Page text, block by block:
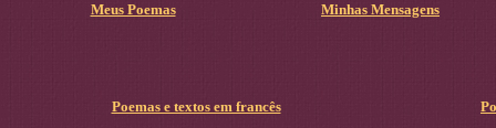
Meus Poemas Minhas Mensagens
Poemas e textos em francês